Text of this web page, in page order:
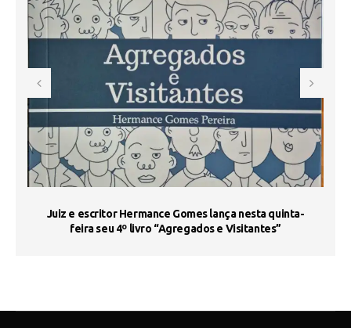
Juiz e escritor Hermance Gomes lança nesta quinta-
feira seu 4º livro “Agregados e Visitantes”